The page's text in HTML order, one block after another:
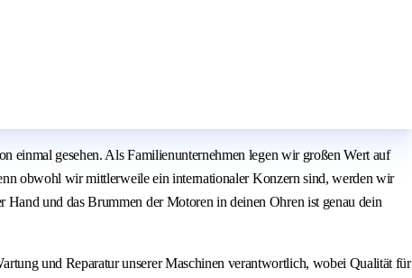
einmal gesehen. Als Familienunternehmen legen wir großen Wert auf
obwohl wir mittlerweile ein internationaler Konzern sind, werden wir
und das Brummen der Motoren in deinen Ohren ist genau dein
und Reparatur unserer Maschinen verantwortlich, wobei Qualität für